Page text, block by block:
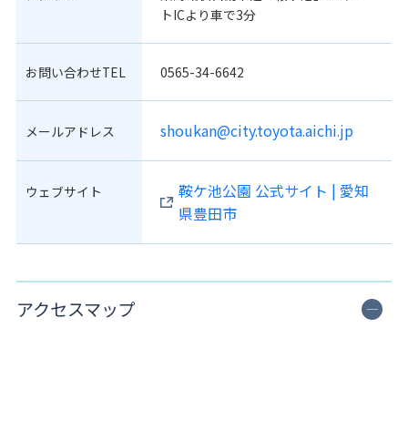
トICより車で3分
お問い合わせTEL 0565-34-6642
メールアドレス shoukan@city.toyota.aichi.jp
ウェブサイト
鞍ケ池公園 公式サイト | 愛知
県豊田市
アクセスマップ